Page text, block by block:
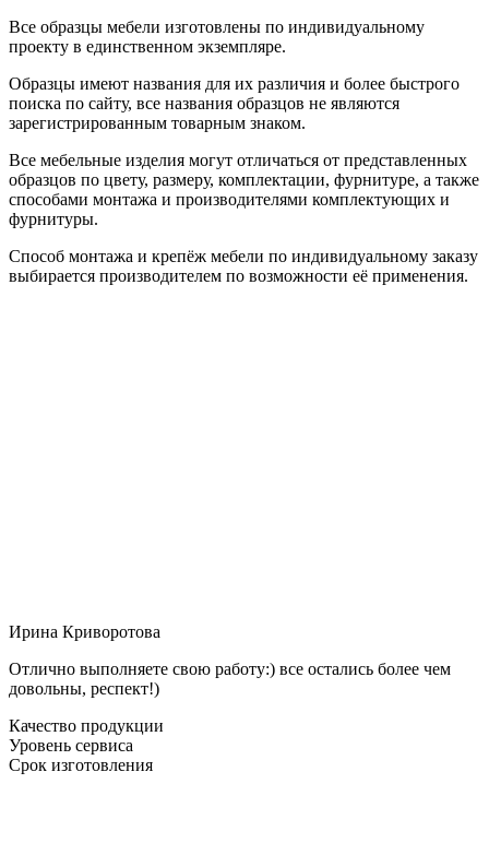
Все образцы мебели изготовлены по индивидуальному
проекту в единственном экземпляре.
Образцы имеют названия для их различия и более быстрого
поиска по сайту, все названия образцов не являются
зарегистрированным товарным знаком.
Все мебельные изделия могут отличаться от представленных
образцов по цвету, размеру, комплектации, фурнитуре, а также
способами монтажа и производителями комплектующих и
фурнитуры.
Способ монтажа и крепёж мебели по индивидуальному заказу
выбирается производителем по возможности её применения.
Ирина Криворотова
Отлично выполняете свою работу:) все остались более чем
довольны, респект!)
Качество продукции
Уровень сервиса
Срок изготовления